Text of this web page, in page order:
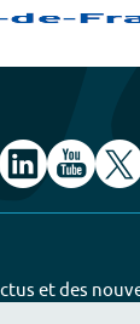
et des